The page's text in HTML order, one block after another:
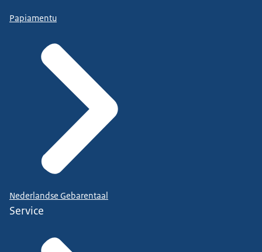
Papiamentu
Nederlandse Gebarentaal
Service